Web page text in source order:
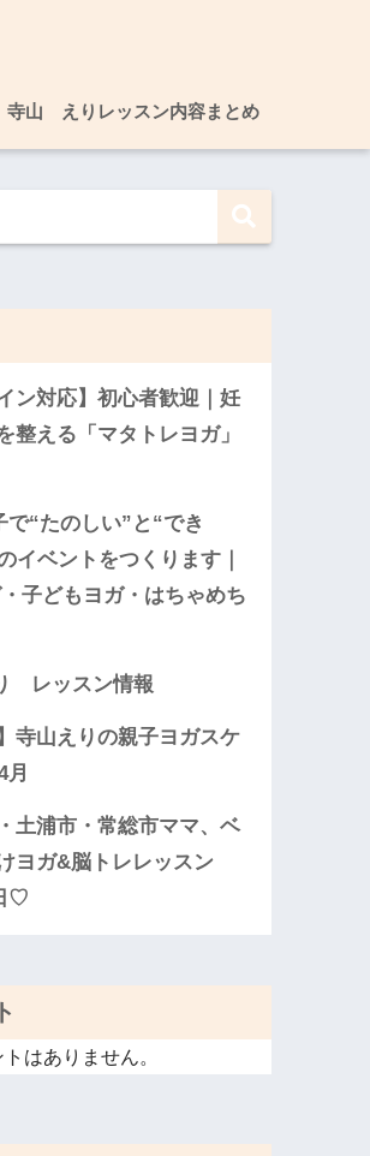
寺山 えりレッスン内容まとめ
ン対応】初心者歓迎｜妊
整える「マタトレヨガ」
で“たのしい”と“でき
イベントをつくります｜
子どもヨガ・はちゃめち
レッスン情報
寺山えりの親子ヨガスケ
土浦市・常総市ママ、ベ
ヨガ&脳トレレッスン
♡
はありません。